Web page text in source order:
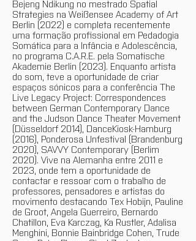
Bejeng Ndikung no mestrado Spatial
Strategies na Weißensee Academy of Art
Berlin (2022) e completa recentemente
uma formação profissional em Pedadogia
Somática para a Infância e Adolescência,
no programa C.A.R.E. pela Somatische
Akademie Berlin (2023). Enquanto artista
do som, teve a oportunidade de criar
espaços sónicos para a conferência The
Live Legacy Project: Correspondences
between German Contemporary Dance
and the Judson Dance Theater Movement
(Düsseldorf 2014), DanceKiosk-Hamburg
(2016), Ponderosa Unfestival (Brandenburg
2020), SAVVY Contemporary (Berlim
2020). Vive na Alemanha entre 2011 e
2023, onde tem a oportunidade de
contactar e ressoar com o trabalho de
professores, pensadores e artistas do
movimento destacando Tex Hobijn, Pauline
de Groot, Angela Guerreiro, Bernardo
Chatillon, Eva Karczag, Ka Rustler, Adalisa
Menghini, Bonnie Bainbridge Cohen, Trude